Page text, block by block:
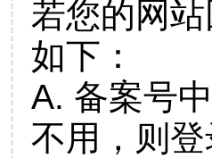
若您的网
如下：
A. 备案号
不用，则